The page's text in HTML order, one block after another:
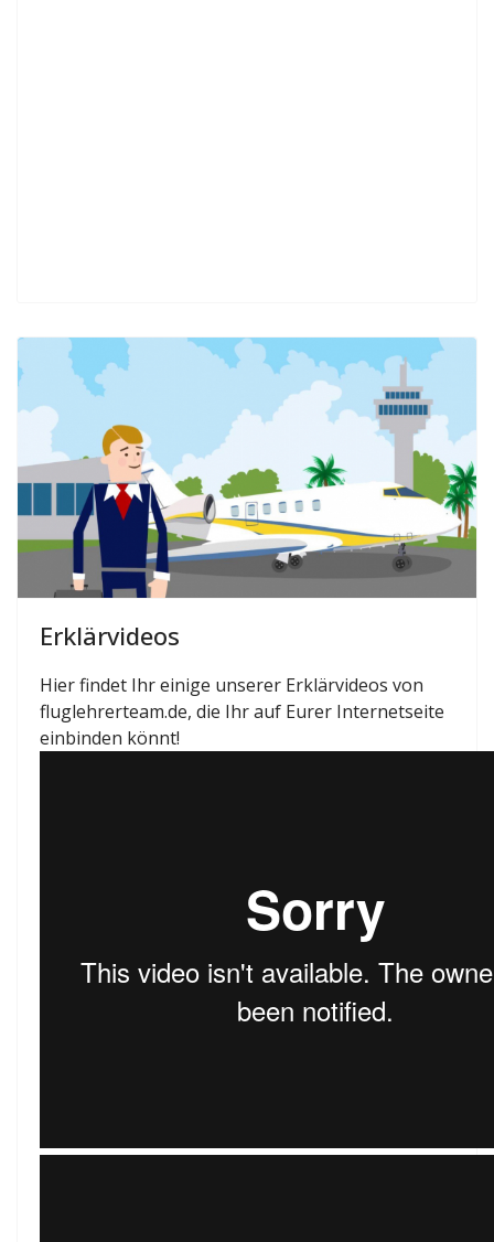
Erklärvideos
Hier findet Ihr einige unserer Erklärvideos von
fluglehrerteam.de, die Ihr auf Eurer Internetseite
einbinden könnt!